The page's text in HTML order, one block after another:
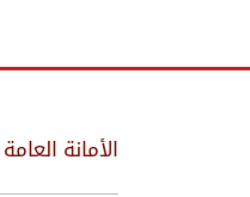
الأمانة العامة